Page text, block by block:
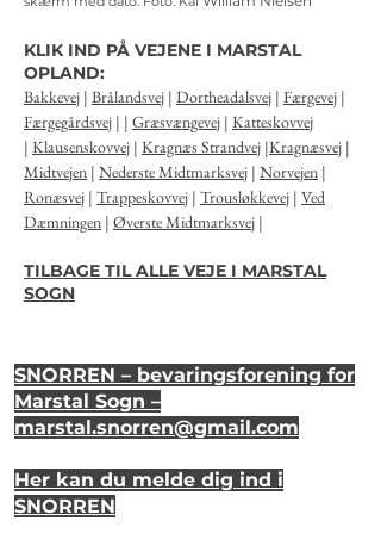
KLIK IND PÅ VEJENE I MARSTAL
OPLAND:
Bakkevej | Brålandsvej | Dortheadalsvej | Færgevej |
Færgegårdsvej | | Græsvængevej | Katteskovvej
| Klausenskovvej | Kragnæs Strandvej |Kragnæsvej |
Midtvejen | Nederste Midtmarksvej | Norvejen |
Ronæsvej | Trappeskovvej | Trousløkkevej | Ved
Dæmningen | Øverste Midtmarksvej |
TILBAGE TIL ALLE VEJE I MARSTAL
SOGN
SNORREN – bevaringsforening for
Marstal Sogn –
marstal.snorren@gmail.com
Her kan du melde dig ind i
SNORREN